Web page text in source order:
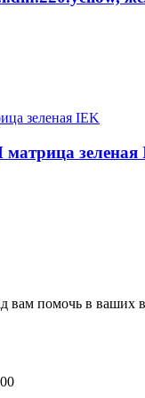
зеленая
вам помочь в ваших